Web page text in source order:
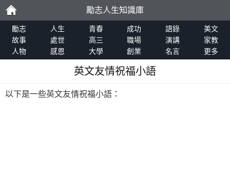
勵
志
勵志人生知識庫
勵志 人生 青春 成功 語錄
美文
故事
處世 高三 職場 演講
家教
人物
感恩 大學 創業 名言 更多
英文友情祝福小語
以下是一些英文友情祝福小語：